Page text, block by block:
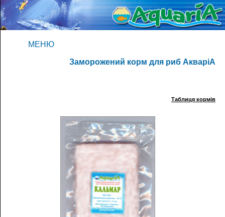
МЕНЮ
Заморожений корм для риб АкваріА
Таблиця кормів